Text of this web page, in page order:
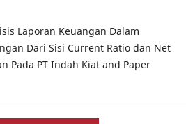
Laporan Keuangan Dalam
Dari Sisi Current Ratio dan Net
Pada PT Indah Kiat and Paper